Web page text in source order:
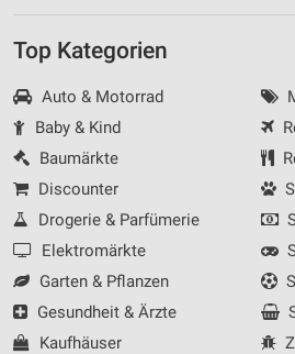
Top Kategorien
Auto & Motorrad
Baby & Kind
Baumärkte
Discounter
Drogerie & Parfümerie
Elektromärkte
Garten & Pflanzen
Gesundheit & Ärzte
Kaufhäuser